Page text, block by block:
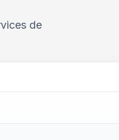
de